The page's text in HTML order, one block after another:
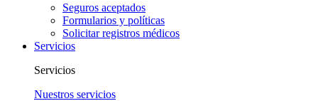
Seguros aceptados
Formularios y políticas
Solicitar registros médicos
Servicios
Servicios
Nuestros servicios